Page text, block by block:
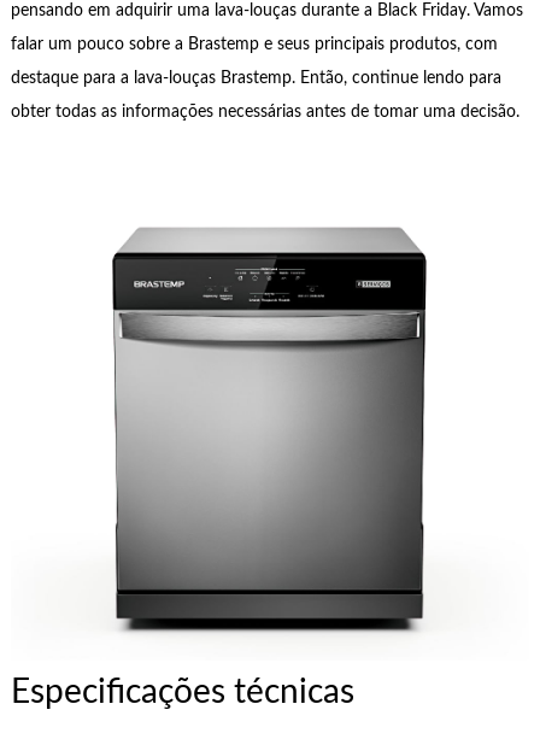
pensando em adquirir uma lava-louças durante a Black Friday. Vamos
falar um pouco sobre a Brastemp e seus principais produtos, com
destaque para a lava-louças Brastemp. Então, continue lendo para
obter todas as informações necessárias antes de tomar uma decisão.
Especificações técnicas